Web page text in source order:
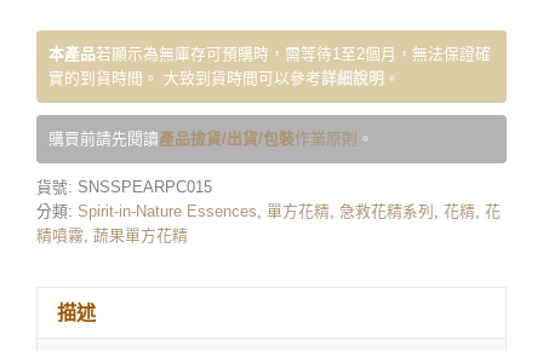
本產品若顯示為無庫存可預購時，需等待1至2個月，無法保證確
實的到貨時間。 大致到貨時間可以參考詳細說明 。
購買前請先閱讀產品撿貨/出貨/包裝作業原則 。
貨號: SNSSPEARPC015
分類: Spirit-in-Nature Essences 單方花精 急救花精系列 花精 花
精噴霧 蔬果單方花精
描述